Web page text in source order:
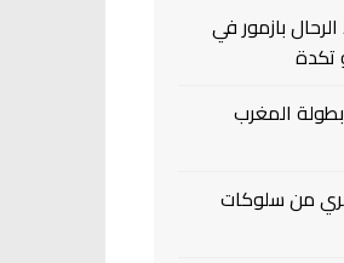
بازمور في
تكدة
المغرب
من سلوكات